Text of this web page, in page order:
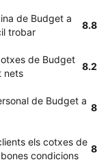
de Budget a
trobar
8.8
de Budget
nets
8.2
de Budget a
8
els cotxes de
condicions
8